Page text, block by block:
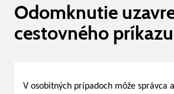
Odomknutie
cestovného príkazu
V osobitných prípadoch môže správca